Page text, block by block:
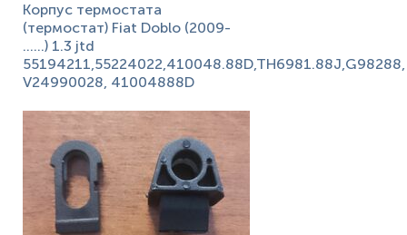
Корпус термостата
(термостат) Fiat Doblo (2009-
……) 1.3 jtd
55194211,55224022,410048.88D,TH6981.88J,G98288,
V24990028, 41004888D